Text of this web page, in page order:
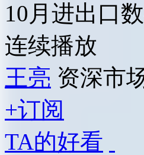
10月进出口
连续播放
王亮 资深市
+订阅
TA的好看